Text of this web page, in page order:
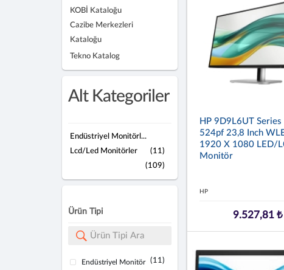
KOBİ Kataloğu
Cazibe Merkezleri
Kataloğu
Tekno Katalog
Alt Kategoriler
Endüstriyel Monitörl...
(11)
Lcd/Led Monitörler
(109)
Ürün Tipi
Endüstriyel Monitör (11)
HP 9D9L6UT Series
524pf 23,8 Inch
1920 X 1080 LED/
Monitör
HP
9.527,81 ₺